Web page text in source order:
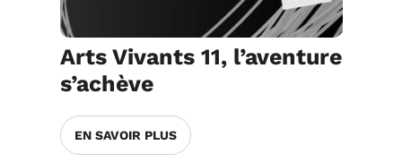
Arts Vivants 11, l’aventure
s’achève
EN SAVOIR PLUS